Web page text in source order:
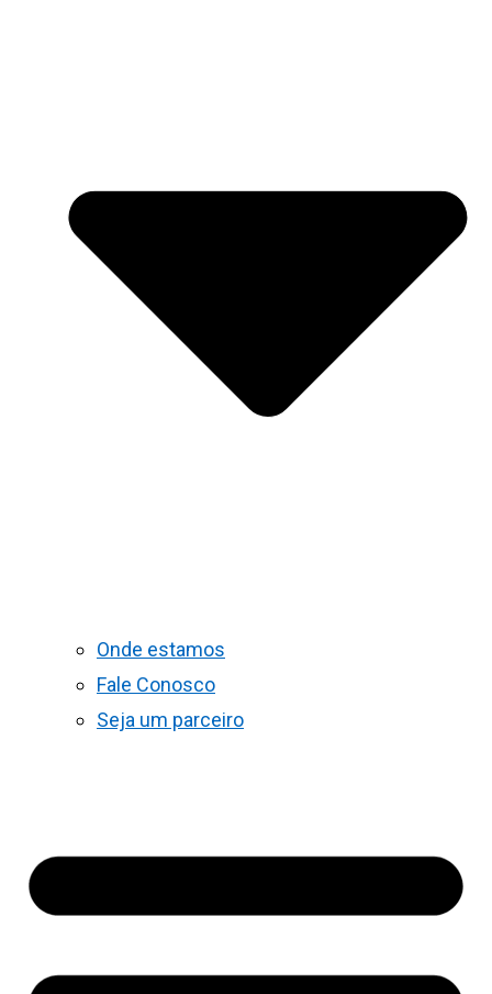
Onde estamos
Fale Conosco
Seja um parceiro